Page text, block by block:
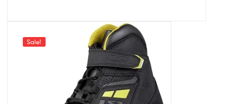
Sale!